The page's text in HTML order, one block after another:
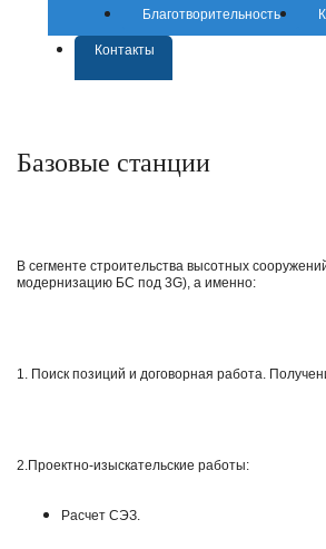
Благотворительность
Контакты
Базовые станции
В сегменте строительства высотных
модернизацию БС под 3G), а именно:
1. Поиск позиций и договорная работа.
2.Проектно-изыскательские работы:
Расчет СЭЗ.